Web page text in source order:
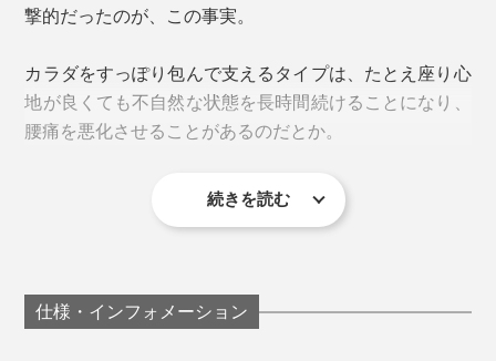
カラーは「ベージュ」「レッド」「ブラック」の３色。
ートカバー」もあります。
世の中に「正しい姿勢に導く」と謳うイスはたくさんあ
りますが、多くが腰回りをしっかりホールドするタイ
プ。
カラダに合っていればいいのですが、たとえ合っていな
くても座り心地の良さで長時間座り続けられてしまうた
め、負荷がかがっていることに気づきにくいのだとか。
肉のつき方が欧米人とは異なるため、イスを使いこなせ
ず、姿勢を崩す原因に。
い姿勢」のガイド。腰骨がちょうど当たる位置に座るこ
とで、骨盤の後傾と反り腰を防ぎ、正しい「坐骨座り」
実験でも、一般のイスに比べ『アーユル・チェアー』の
方が、集中力が35％アップすることが実証されていま
す。
撃的だったのが、この事実。
カラダをすっぽり包んで支えるタイプは、たとえ座り心
地が良くても不自然な状態を長時間続けることになり、
腰痛を悪化させることがあるのだとか。
一方『アーユル・チェアー』の場合、座り心地がいいと
普段キーボードを打つときに肩をすくめてしまうクセが
続きを読む
仕様・インフォメーション